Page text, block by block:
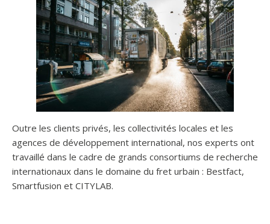
Outre les clients privés, les collectivités locales et les
agences de développement international, nos experts ont
travaillé dans le cadre de grands consortiums de recherche
internationaux dans le domaine du fret urbain : Bestfact,
Smartfusion et CITYLAB.